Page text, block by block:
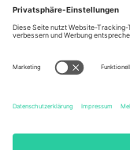
Mexico
Av Chapultepec 360,
Norte, Cuauhtémoc,
Ciudad de México, CDMX,
Mexico
Die juristische Person
Informationen finden